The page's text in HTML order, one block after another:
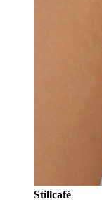
Stillcafé